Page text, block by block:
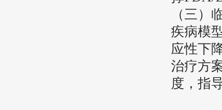
（三）
疾病模
应性下
治疗方
度，指